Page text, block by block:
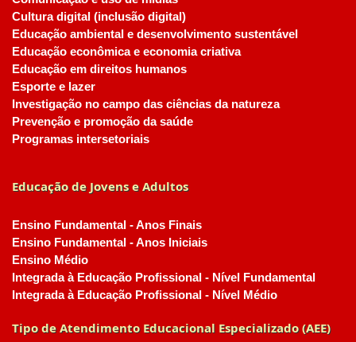
Cultura digital (inclusão digital)
Educação ambiental e desenvolvimento sustentável
Educação econômica e economia criativa
Educação em direitos humanos
Esporte e lazer
Investigação no campo das ciências da natureza
Prevenção e promoção da saúde
Programas intersetoriais
Educação de Jovens e Adultos
Ensino Fundamental - Anos Finais
Ensino Fundamental - Anos Iniciais
Ensino Médio
Integrada à Educação Profissional - Nível Fundamental
Integrada à Educação Profissional - Nível Médio
Tipo de Atendimento Educacional Especializado (AEE)